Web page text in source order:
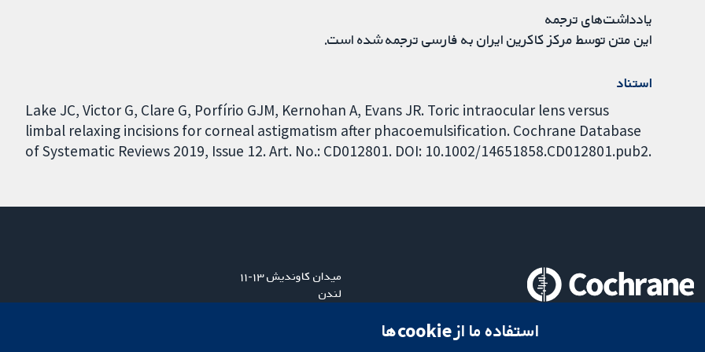
یادداشت‌های ترجمه
این متن توسط مرکز کاکرین ایران به فارسی ترجمه شده است.
استناد
Lake JC, Victor G, Clare G, Porfírio GJM, Kernohan A, Evans JR. Toric intraocular lens versus
limbal relaxing incisions for corneal astigmatism after phacoemulsification. Cochrane Database
of Systematic Reviews 2019, Issue 12. Art. No.: CD012801. DOI: 10.1002/14651858.CD012801.pub2.
میدان کاوندیش ۱۳-۱۱
لندن
استفاده ما از cookie‌ها